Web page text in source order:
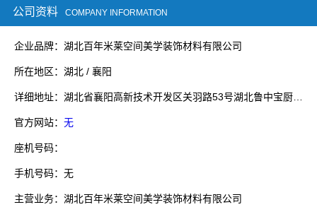
公司资料 COMPANY INFORMATION
企业品牌：湖北百年米莱空间美学装饰材料有限公司
所在地区：湖北 / 襄阳
官方网站： 无
座机号码：
手机号码：无
主营业务：湖北百年米莱空间美学装饰材料有限公司